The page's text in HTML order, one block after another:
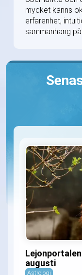
mycket känns
erfarenhet,
sammanhang
augusti
Astrologi